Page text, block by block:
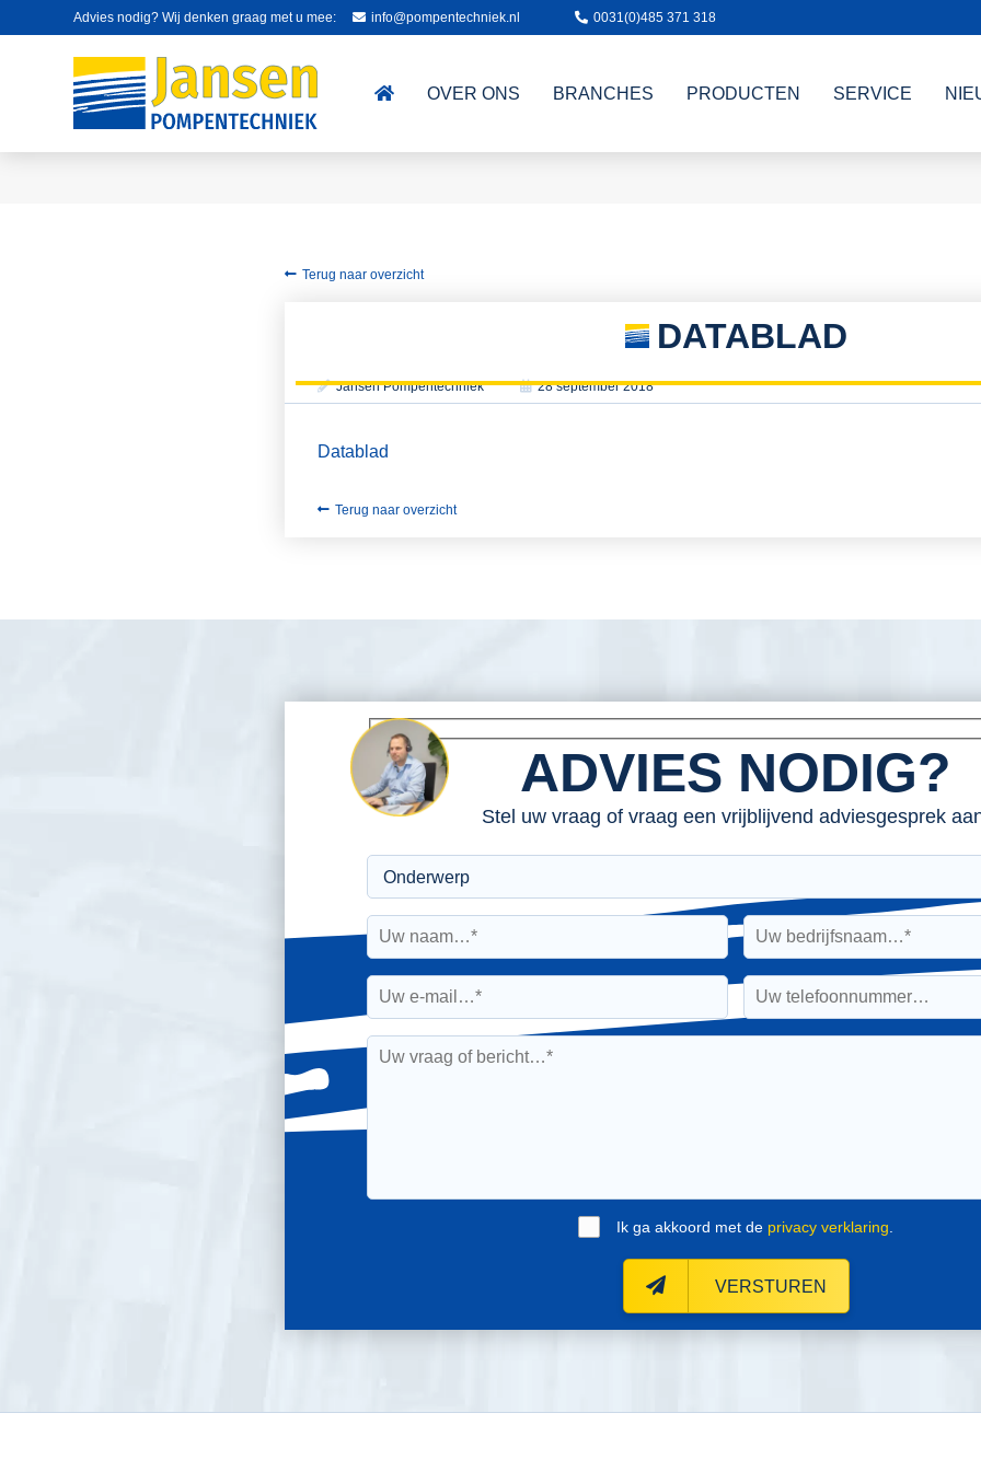
Advies nodig? Wij denken graag met u mee: info@pompentechniek.nl 0031(0)485 371 318
OVER ONS BRANCHES PRODUCTEN SERVICE
Terug naar overzicht
DATABLAD
Jansen Pompentechniek 28 september 2018
Datablad
Terug naar overzicht
ADVIES NODIG?
Stel uw vraag of vraag een vrijblijvend adviesgesprek
Ik ga akkoord met de privacy verklaring
VERSTUREN